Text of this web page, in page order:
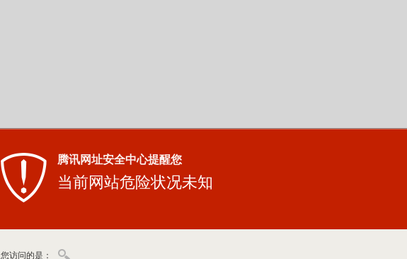
腾讯网址安全中心提醒您
当前网站危险状况未知
您访问的是：